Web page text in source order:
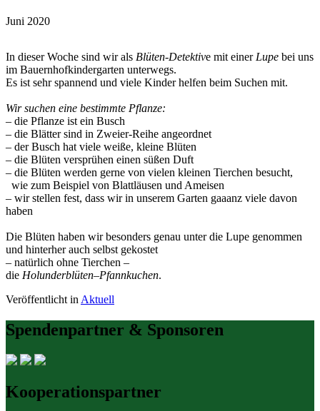
Juni 2020
In dieser Woche sind wir als Blüten-Detektive mit einer Lupe bei uns
im Bauernhofkindergarten unterwegs.
Es ist sehr spannend und viele Kinder helfen beim Suchen mit.
Wir suchen eine bestimmte Pflanze:
– die Pflanze ist ein Busch
– die Blätter sind in Zweier-Reihe angeordnet
– der Busch hat viele weiße, kleine Blüten
– die Blüten versprühen einen süßen Duft
– die Blüten werden gerne von vielen kleinen Tierchen besucht,
wie zum Beispiel von Blattläusen und Ameisen
– wir stellen fest, dass wir in unserem Garten gaaanz viele davon
haben
Die Blüten haben wir besonders genau unter die Lupe genommen
und hinterher auch selbst gekostet
– natürlich ohne Tierchen –
die Holunderblüten–Pfannkuchen.
Veröffentlicht in Aktuell
Spendenpartner & Sponsoren
Kooperationspartner